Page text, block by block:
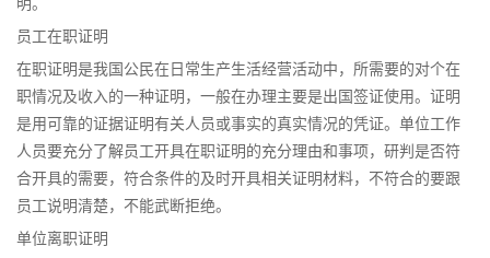
员工在职证明
在职证明是我国公民在日常生产生活经营活动中，所需要的对个在
职情况及收入的一种证明，一般在办理主要是出国签证使用。证明
是用可靠的证据证明有关人员或事实的真实情况的凭证。单位工作
人员要充分了解员工开具在职证明的充分理由和事项，研判是否符
合开具的需要，符合条件的及时开具相关证明材料，不符合的要跟
员工说明清楚，不能武断拒绝。
单位离职证明